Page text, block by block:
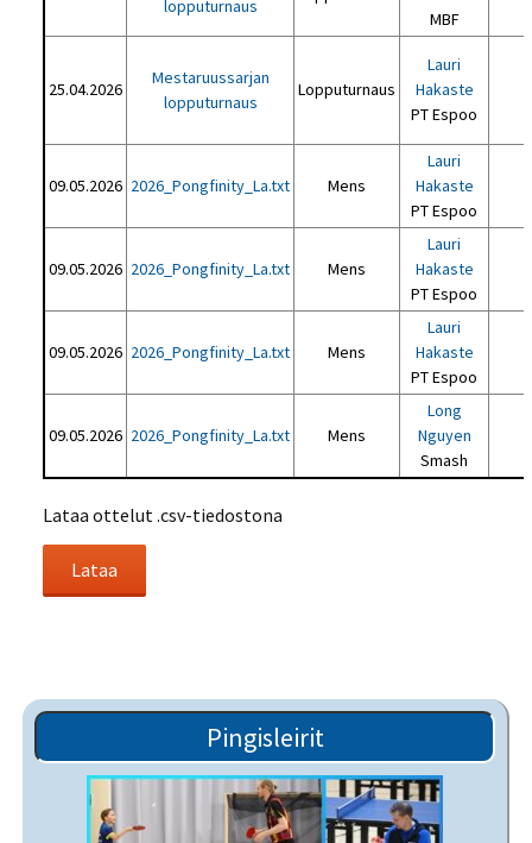
lopputurnaus
MBF
25.04.2026
Mestaruussarjan
lopputurnaus
Lopputurnaus
Lauri
Hakaste
PT Espoo
09.05.2026 2026_Pongfinity_La.txt Mens
Lauri
Hakaste
PT Espoo
09.05.2026 2026_Pongfinity_La.txt Mens
Lauri
Hakaste
PT Espoo
09.05.2026 2026_Pongfinity_La.txt Mens
Lauri
Hakaste
PT Espoo
09.05.2026 2026_Pongfinity_La.txt Mens
Long
Nguyen
Smash
Lataa ottelut .csv-tiedostona
Pingisleirit